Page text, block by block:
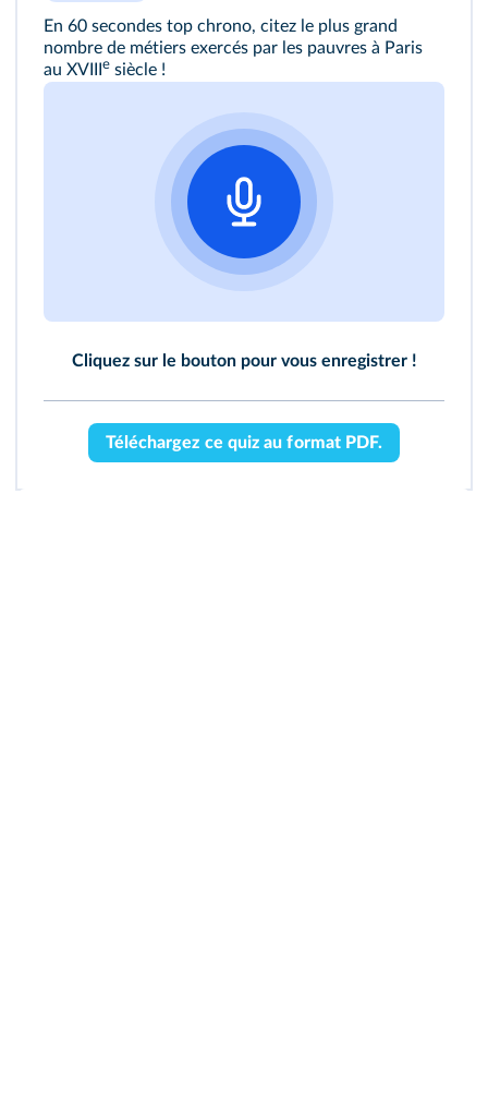
En 60 secondes top chrono, citez le plus grand
nombre de métiers exercés par les pauvres à Paris
au XVIII e siècle !
Cliquez sur le bouton pour vous enregistrer !
Téléchargez ce quiz au format PDF.